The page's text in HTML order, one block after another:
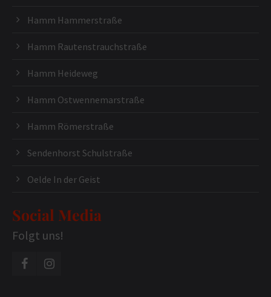
Hamm Hammerstraße
Hamm Rautenstrauchstraße
Hamm Heideweg
Hamm Ostwennemarstraße
Hamm Römerstraße
Sendenhorst Schulstraße
Oelde In der Geist
Social Media
Folgt uns!